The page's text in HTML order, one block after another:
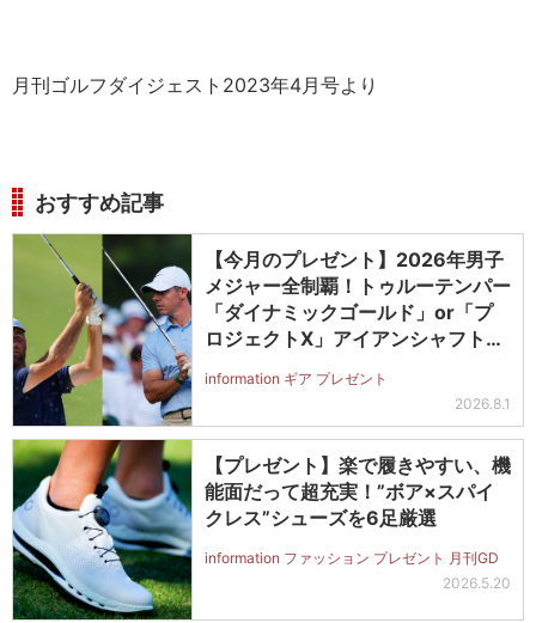
月刊ゴルフダイジェスト2023年4月号より
おすすめ記事
【今月のプレゼント】2026年男子
メジャー全制覇！トゥルーテンパー
「ダイナミックゴールド」or「プ
ロジェクトX」アイアンシャフト
ットを抽選で2名に！
information ギア プレゼント
2026.8.1
【プレゼント】楽で履きやすい、機
能面だって超充実！”ボア×スパイ
クレス”シューズを6足厳選
information ファッション プレゼント 月刊GD
2026.5.20